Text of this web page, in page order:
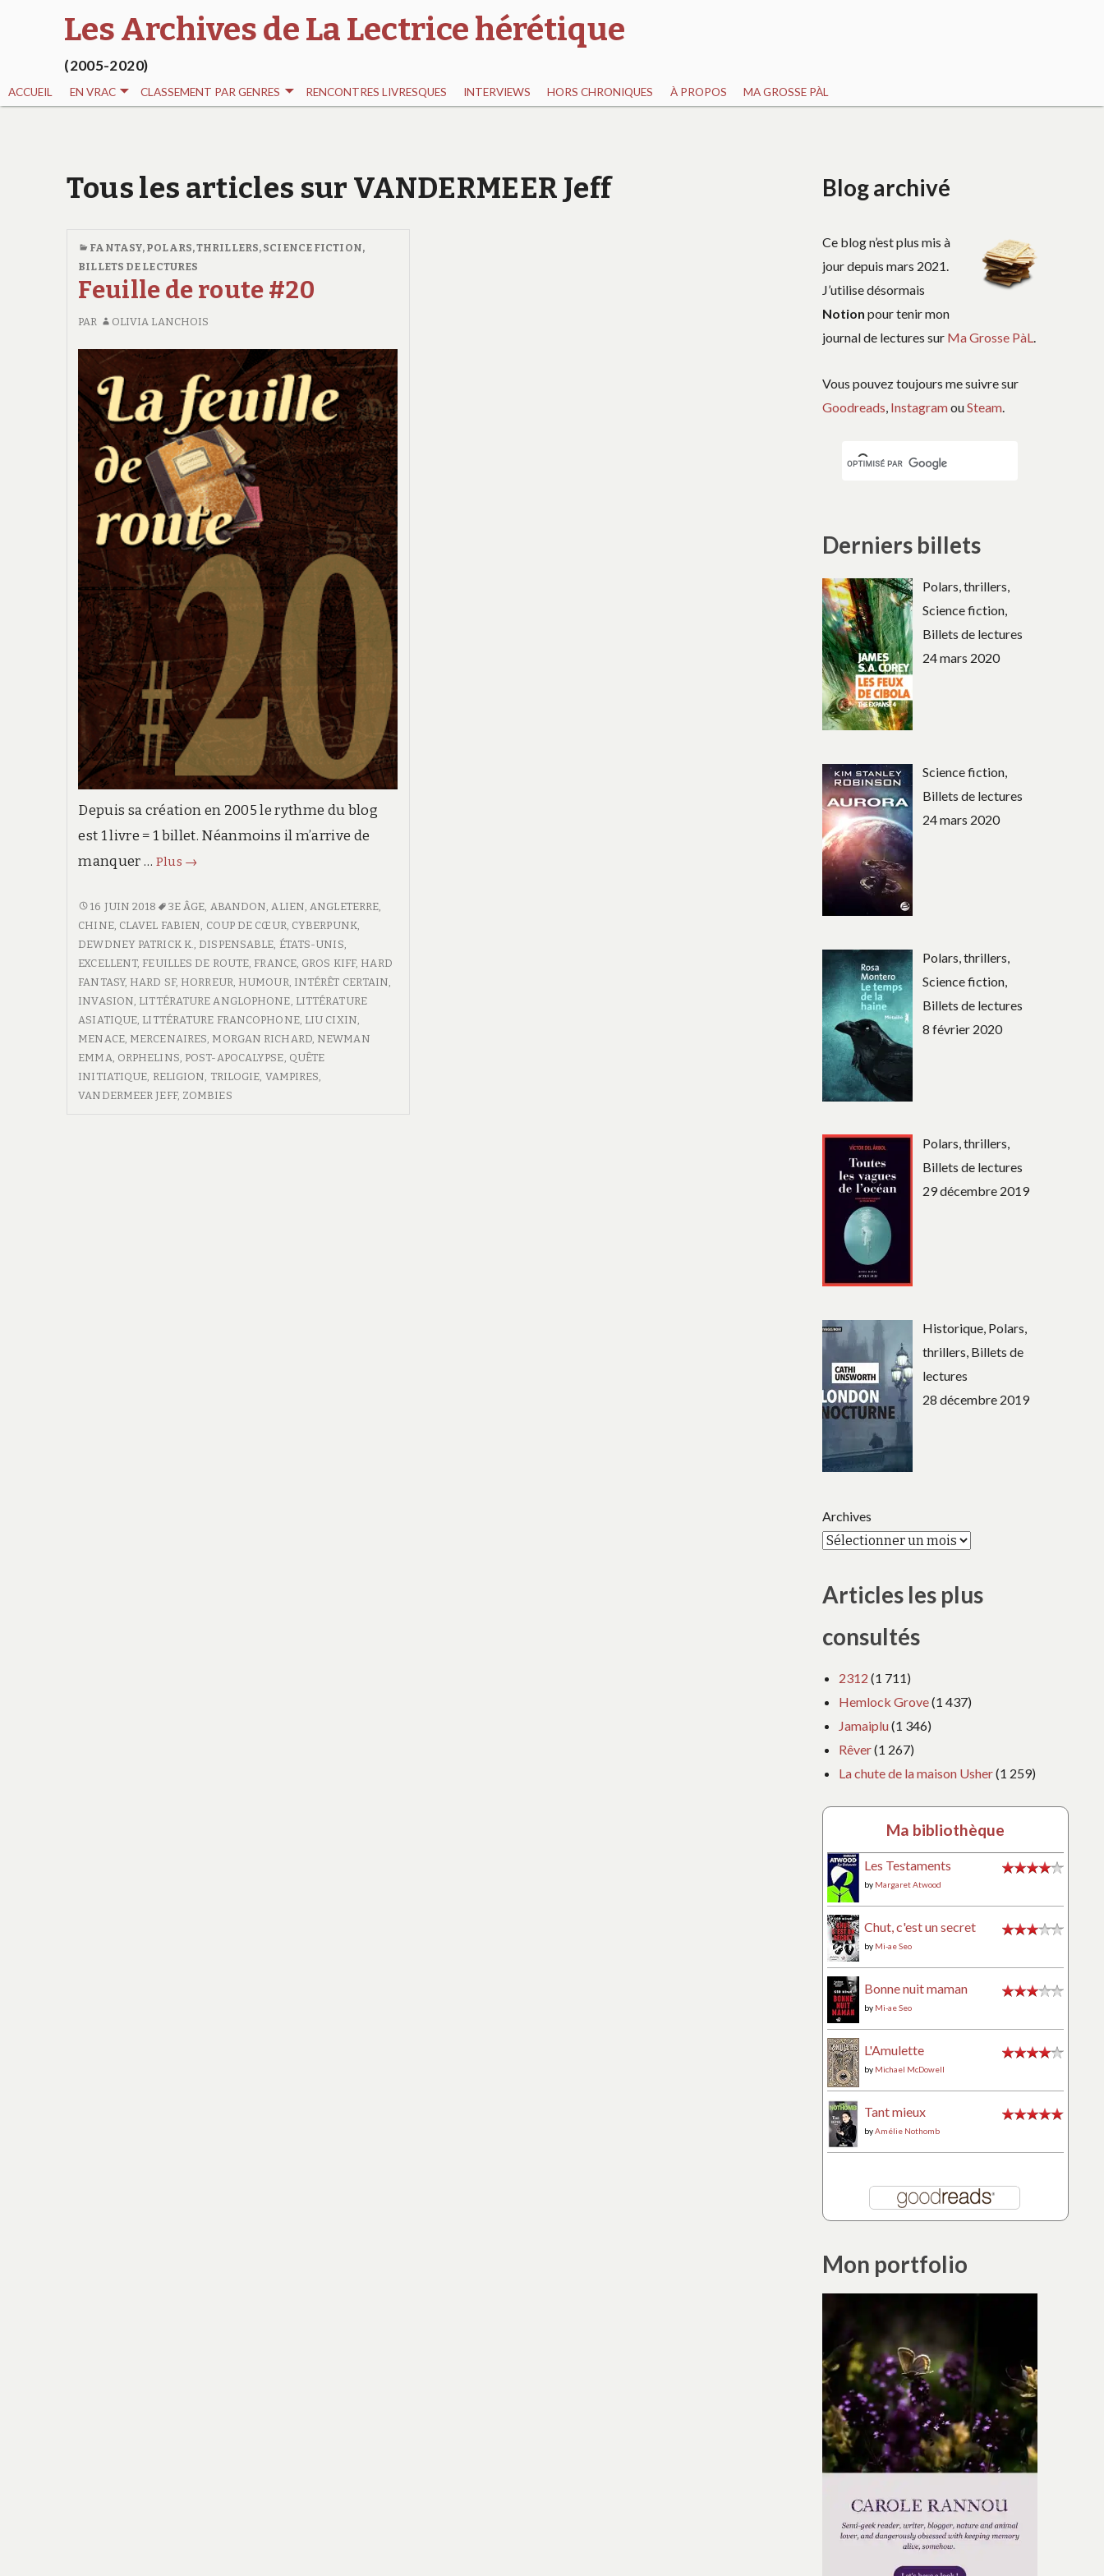
Les Archives de La Lectrice hérétique
(2005-2020)
ACCUEIL EN VRAC CLASSEMENT PAR GENRES RENCONTRES LIVRESQUES INTERVIEWS HORS CHRONIQUES À PROPOS MA GROSSE PÀL
Tous les articles sur VANDERMEER Jeff
FANTASY, POLARS, THRILLERS, SCIENCE FICTION,
BILLETS DE LECTURES
Feuille de route #20
PAR OLIVIA LANCHOIS
Depuis sa création en 2005 le rythme du blog
est 1 livre = 1 billet. Néanmoins il m’arrive de
manquer … Plus Feuille
route
#20
→
FEUILLE
DE
ROUTE
#20
16 JUIN 2018 3E ÂGE, ABANDON,ALIEN,ANGLETERRE,
CHINE, CLAVEL FABIEN, COUP DE CŒUR, CYBERPUNK,
DEWDNEY PATRICK K., DISPENSABLE, ÉTATS-UNIS,
EXCELLENT, FEUILLES DE ROUTE, FRANCE, GROS KIFF, HARD
FANTASY, HARD SF, HORREUR, HUMOUR, INTÉRÊT CERTAIN,
INVASION, LITTÉRATURE ANGLOPHONE, LITTÉRATURE
ASIATIQUE, LITTÉRATURE FRANCOPHONE, LIU CIXIN,
MENACE, MERCENAIRES, MORGAN RICHARD, NEWMAN
EMMA, ORPHELINS, POST-APOCALYPSE, QUÊTE
INITIATIQUE, RELIGION, TRILOGIE, VAMPIRES,
VANDERMEER JEFF, ZOMBIES
Blog archivé
Ce blog n’est plus mis à
jour depuis mars 2021.
J’utilise désormais
Notion pour tenir mon
journal de lectures sur Ma Grosse PàL.
Vous pouvez toujours me suivre sur
Goodreads, InstagramouSteam.
Derniers billets
Polars, thrillers,
Science fiction,
Billets de lectures
24 mars 2020
Science fiction,
Billets de lectures
24 mars 2020
Polars, thrillers,
Science fiction,
Billets de lectures
8 février 2020
Polars, thrillers,
Billets de lectures
29 décembre 2019
Historique, Polars,
thrillers, Billets de
lectures
28 décembre 2019
Archives
Articles les plus
consultés
2312 (1 711)
Hemlock Grove(1 437)
Jamaiplu(1 346)
Rêver(1 267)
La chute de la maison Usher(1 259)
Ma bibliothèque
Les Testaments
by Margaret Atwood
Chut, c'est un secret
by Mi-ae Seo
Bonne nuit maman
by Mi-ae Seo
L'Amulette
by Michael McDowell
Tant mieux
byAmélie Nothomb
Mon portfolio